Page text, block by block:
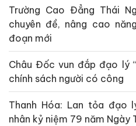
Trường Cao Đẳng Thái
chuyên đề, nâng cao
đoạn mới
Châu Đốc vun đắp đạo lý
chính sách người có công
Thanh Hóa: Lan tỏa đạo
nhân kỷ niệm 79 năm Ngày